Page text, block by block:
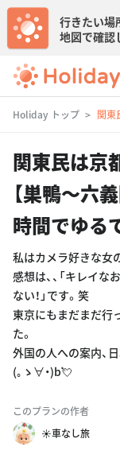
行きたい場
地図で確認
Holiday トップ 関東
関東民は京
【巣鴨〜六
時間でゆる
私はカメラ好きな女
感想は、、「キレイ
ない！」です。笑
東京にもまだまだ行
た。
外国の人への案内、
(｡ゝ∀・)b💘
このプランの作者
☀️車なし旅